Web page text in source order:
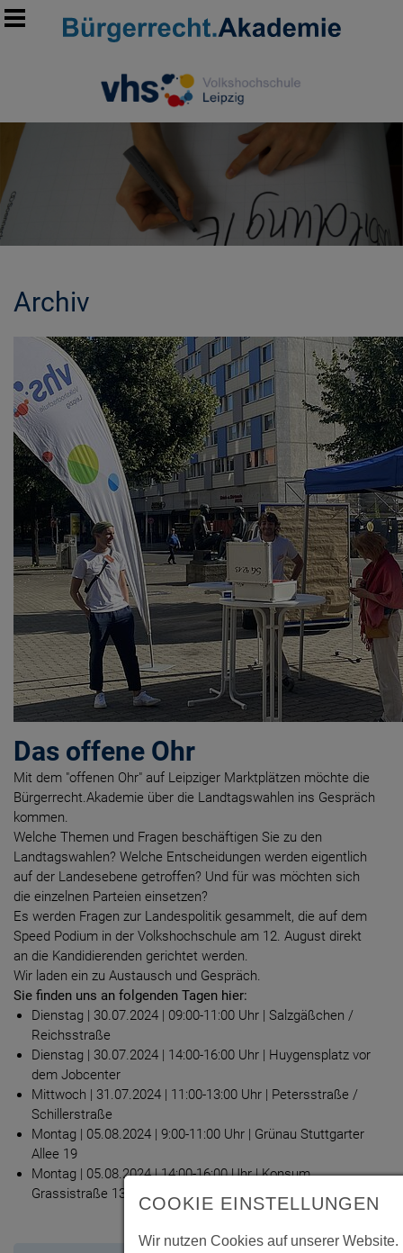
MORE INFORMATION
Archiv
Das offene Ohr
Mit dem "offenen Ohr" auf Leipziger Marktplätzen möchte die
Bürgerrecht.Akademie über die Landtagswahlen ins Gespräch
kommen.
Welche Themen und Fragen beschäftigen Sie zu den
Landtagswahlen? Welche Entscheidungen werden eigentlich
auf der Landesebene getroffen? Und für was möchten sich
die einzelnen Parteien einsetzen?
Es werden Fragen zur Landespolitik gesammelt, die auf dem
Speed Podium in der Volkshochschule am 12. August direkt
an die Kandidierenden gerichtet werden.
Wir laden ein zu Austausch und Gespräch.
Sie finden uns an folgenden Tagen hier:
Dienstag | 30.07.2024 | 09:00-11:00 Uhr | Salzgäßchen /
Reichsstraße
Dienstag | 30.07.2024 | 14:00-16:00 Uhr | Huygensplatz vor
dem Jobcenter
Mittwoch | 31.07.2024 | 11:00-13:00 Uhr | Petersstraße /
Schillerstraße
Montag | 05.08.2024 | 9:00-11:00 Uhr | Grünau Stuttgarter
Allee 19
Montag | 05.08.2024 | 14:00-16:00 Uhr | Konsum
Grassistraße 13
COOKIE EINSTELLUNGEN
Wir nutzen Cookies auf unserer